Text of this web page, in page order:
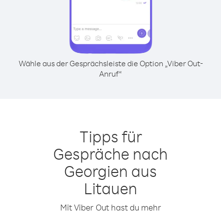
Wähle aus der Gesprächsleiste die Option „Viber Out-
Anruf“
Tipps für
Gespräche nach
Georgien aus
Litauen
Mit Viber Out hast du mehr